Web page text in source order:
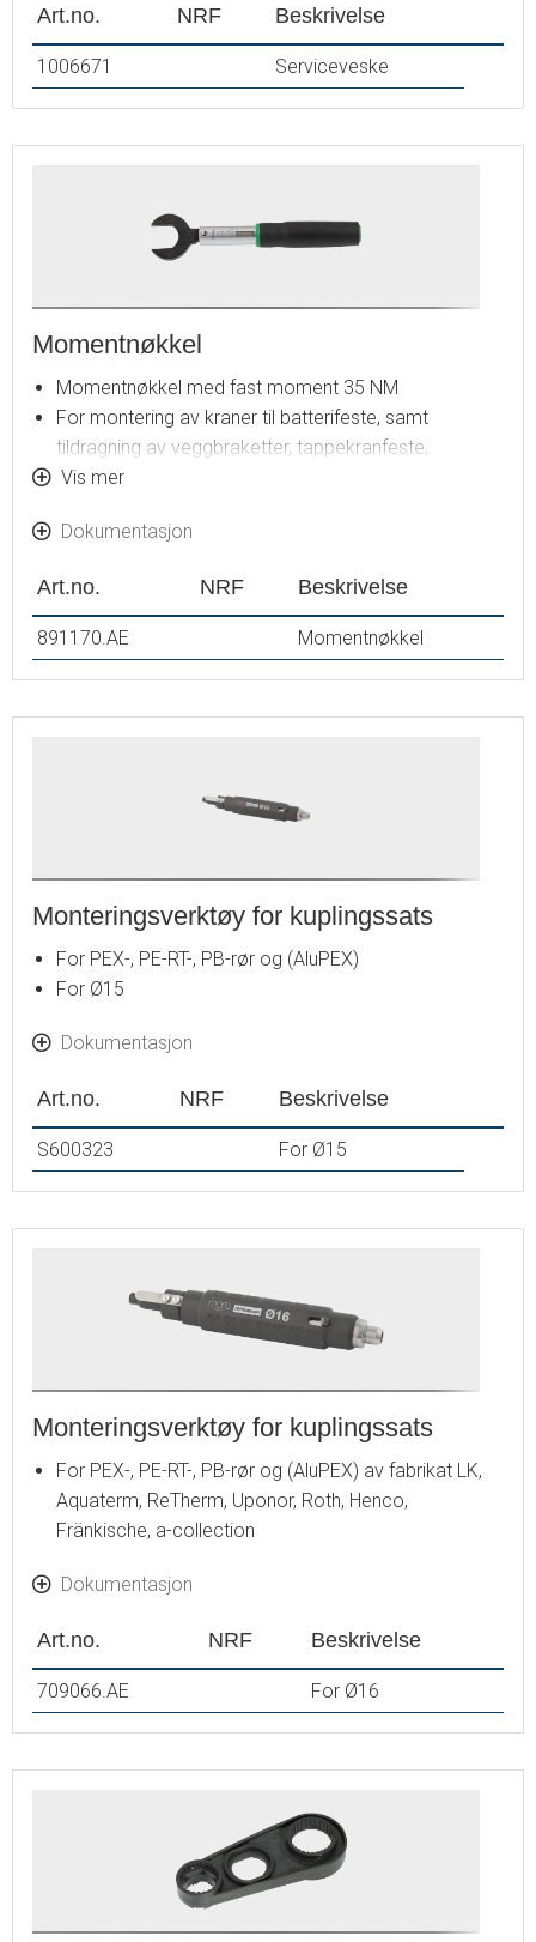
Art.no. NRF Beskrivelse
1006671 Serviceveske
Momentnøkkel
Momentnøkkel med fast moment 35 NM
For montering av kraner til batterifeste, samt
tildragning av veggbraketter, tappekranfeste,
kuplinger og trykkprøvningsplugger
Vis mer
Dokumentasjon
Art.no. NRF Beskrivelse
891170.AE Momentnøkkel
Monteringsverktøy for kuplingssats
For PEX-, PE-RT-, PB-rør og (AluPEX)
For Ø15
Dokumentasjon
Art.no. NRF Beskrivelse
S600323 For Ø15
Monteringsverktøy for kuplingssats
For PEX-, PE-RT-, PB-rør og (AluPEX) av fabrikat LK,
Aquaterm, ReTherm, Uponor, Roth, Henco,
Fränkische, a-collection
Dokumentasjon
Art.no. NRF Beskrivelse
709066.AE For Ø16